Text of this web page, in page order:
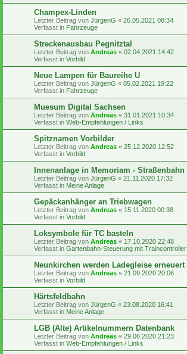
Champex-Linden
Letzter Beitrag von JürgenG « 26.05.2021 08:34
Verfasst in Fahrzeuge
Streckenausbau Pegnitztal
Letzter Beitrag von Andreas « 02.04.2021 14:42
Verfasst in Vorbild
Neue Lampen für Baureihe U
Letzter Beitrag von JürgenG « 05.02.2021 19:22
Verfasst in Fahrzeuge
Muesum Digital Sachsen
Letzter Beitrag von Andreas « 31.01.2021 10:34
Verfasst in Web-Empfehlungen / Links
Spitznamen Vorbilder
Letzter Beitrag von Andreas « 25.12.2020 12:52
Verfasst in Vorbild
Innenanlage in Memoriam - Straßenbahn
Letzter Beitrag von JürgenG « 21.11.2020 17:32
Verfasst in Meine Anlage
Gepäckanhänger an Triebwagen
Letzter Beitrag von Andreas « 15.11.2020 00:38
Verfasst in Vorbild
Loksymbole für TC basteln
Letzter Beitrag von Andreas « 17.10.2020 22:48
Verfasst in Gartenbahn-Steuerung mit Traincontroller
Neunkirchen werden Ladegleise erneuert
Letzter Beitrag von Andreas « 21.09.2020 20:06
Verfasst in Vorbild
Härtsfeldbahn
Letzter Beitrag von JürgenG « 23.08.2020 16:41
Verfasst in Meine Anlage
LGB (Alte) Artikelnummern Datenbank
Letzter Beitrag von Andreas « 29.06.2020 21:23
Verfasst in Web-Empfehlungen / Links